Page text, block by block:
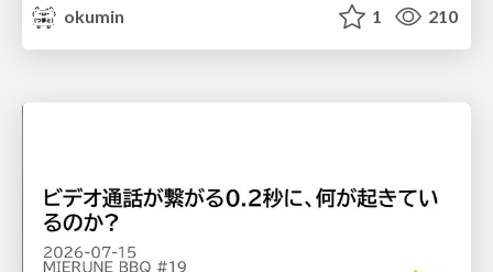
okumin
1 210